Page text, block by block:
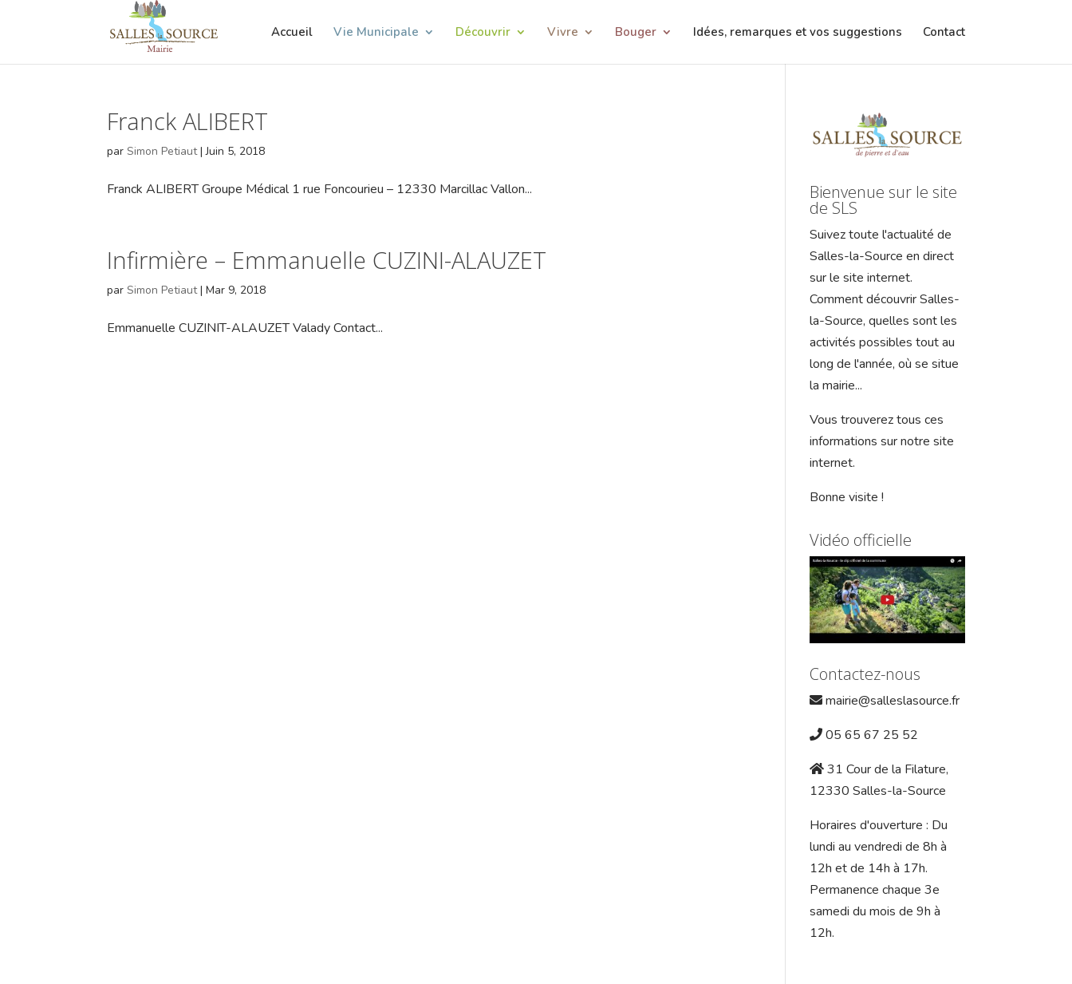
Accueil Vie Municipale Découvrir Vivre Bouger Idées, remarques et vos suggestions Contact
Franck ALIBERT
parSimon Petiaut|Juin 5, 2018
Franck ALIBERT Groupe Médical 1 rue Foncourieu – 12330 Marcillac Vallon...
Infirmière – Emmanuelle CUZINI-ALAUZET
parSimon Petiaut|Mar 9, 2018
Emmanuelle CUZINIT-ALAUZET Valady Contact...
Bienvenue sur le site
de SLS
Suivez toute l'actualité de
Salles-la-Source en direct
sur le site internet.
Comment découvrir Salles-
la-Source, quelles sont les
activités possibles tout au
long de l'année, où se situe
la mairie...
Vous trouverez tous ces
informations sur notre site
internet.
Bonne visite !
Vidéo officielle
Contactez-nous
mairie@salleslasource.fr
05 65 67 25 52
31 Cour de la Filature,
12330 Salles-la-Source
Horaires d'ouverture : Du
lundi au vendredi de 8h à
12h et de 14h à 17h.
Permanence chaque 3e
samedi du mois de 9h à
12h.